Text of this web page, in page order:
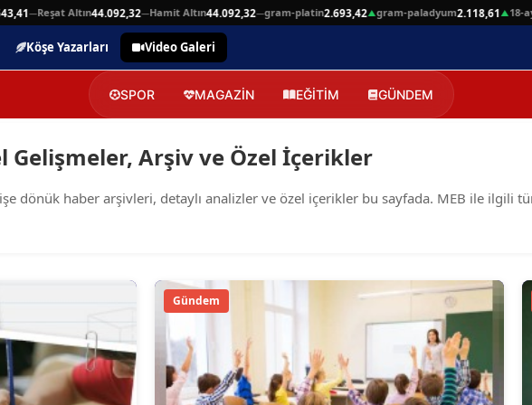
—Reşat Altın44.092,32 —Hamit Altın44.092,32 —gram-platin2.693,42 ▲gram-paladyum2.118,61 ▲18-
Köşe Yazarları Video Galeri
SPOR MAGAZİN EĞİTİM GÜNDEM
Gelişmeler, Arşiv ve Özel İçerikler
dönük haber arşivleri, detaylı analizler ve özel içerikler bu sayfada. MEB ile ilgili
Gündem